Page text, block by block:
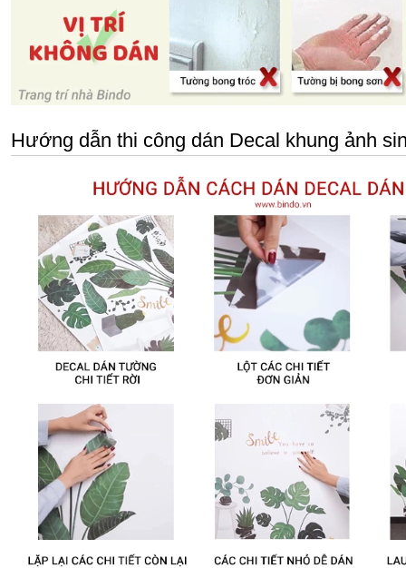
Hướng dẫn thi công dán Decal khung ảnh